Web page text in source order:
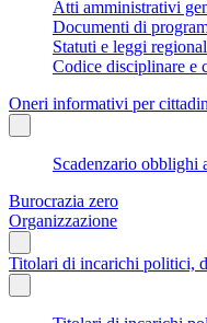
Atti amministrativi
Documenti di
Statuti e leggi
Codice disciplinare e
Oneri informativi per
Scadenzario obblighi
Burocrazia zero
Organizzazione
Titolari di incarichi politici,